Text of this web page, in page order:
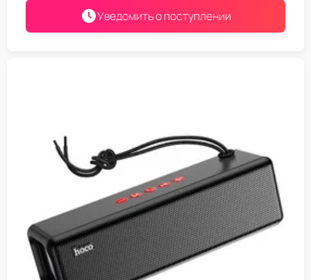
Уведомить о поступлении